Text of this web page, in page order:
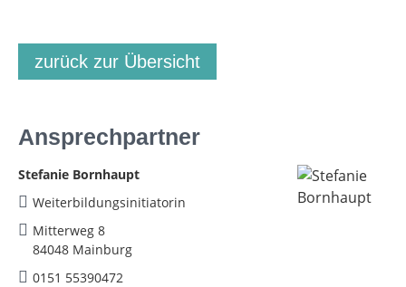
zurück zur Übersicht
Ansprechpartner
Stefanie Bornhaupt
Weiterbildungsinitiatorin
Mitterweg 8
84048 Mainburg
0151 55390472